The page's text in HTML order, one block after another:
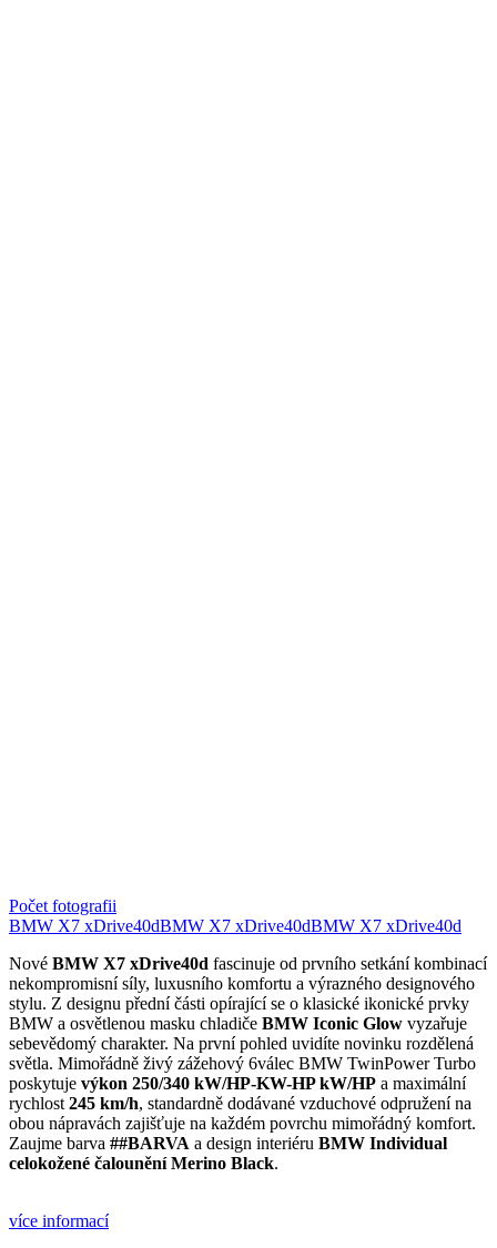
Počet fotografii
BMW X7 xDrive40dBMW X7 xDrive40dBMW X7 xDrive40d
Nové BMW X7 xDrive40d fascinuje od prvního setkání kombinací
nekompromisní síly, luxusního komfortu a výrazného designového
stylu. Z designu přední části opírající se o klasické ikonické prvky
BMW a osvětlenou masku chladiče BMW Iconic Glow vyzařuje
sebevědomý charakter. Na první pohled uvidíte novinku rozdělená
světla. Mimořádně živý zážehový 6válec BMW TwinPower Turbo
poskytuje výkon 250/340 kW/HP-KW-HP kW/HP a maximální
rychlost 245 km/h, standardně dodávané vzduchové odpružení na
obou nápravách zajišťuje na každém povrchu mimořádný komfort.
Zaujme barva ##BARVA a design interiéru BMW Individual
celokožené čalounění Merino Black.
více informací